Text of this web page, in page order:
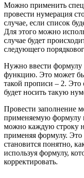
Можно применить
провести нумерация
случае, если список
Для этого можно
случае будет
следующего
Нужно ввести формулу
функцию. Это может
такой прописи – 2. Это
будет носить такую
Провести заполнение
применяемую формулу
можно каждую строку
применяя формулу. Это
становится понятно,
используя формулу,
корректировать.